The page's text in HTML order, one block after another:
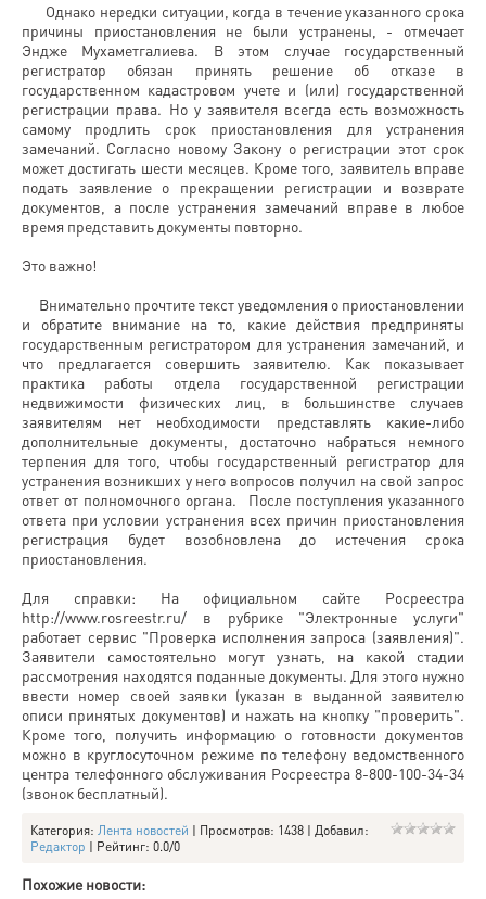
Однако нередки ситуации, когда в течение указанного срока
причины приостановления не были устранены, - отмечает
Эндже Мухаметгалиева. В этом случае государственный
регистратор обязан принять решение об отказе в
государственном кадастровом учете и (или) государственной
регистрации права. Но у заявителя всегда есть возможность
самому продлить срок приостановления для устранения
замечаний. Согласно новому Закону о регистрации этот срок
может достигать шести месяцев. Кроме того, заявитель вправе
подать заявление о прекращении регистрации и возврате
документов, а после устранения замечаний вправе в любое
время представить документы повторно.
Это важно!
Внимательно прочтите текст уведомления о приостановлении
и обратите внимание на то, какие действия предприняты
государственным регистратором для устранения замечаний, и
что предлагается совершить заявителю. Как показывает
практика работы отдела государственной регистрации
недвижимости физических лиц, в большинстве случаев
заявителям нет необходимости представлять какие-либо
дополнительные документы, достаточно набраться немного
терпения для того, чтобы государственный регистратор для
устранения возникших у него вопросов получил на свой запрос
ответ от полномочного органа. После поступления указанного
ответа при условии устранения всех причин приостановления
регистрация будет возобновлена до истечения срока
приостановления.
Для справки: На официальном сайте Росреестра
http://www.rosreestr.ru/ в рубрике "Электронные услуги"
работает сервис "Проверка исполнения запроса (заявления)".
Заявители самостоятельно могут узнать, на какой стадии
рассмотрения находятся поданные документы. Для этого нужно
ввести номер своей заявки (указан в выданной заявителю
описи принятых документов) и нажать на кнопку "проверить".
Кроме того, получить информацию о готовности документов
можно в круглосуточном режиме по телефону ведомственного
центра телефонного обслуживания Росреестра 8-800-100-34-34
(звонок бесплатный).
Категория: Лента новостей | Просмотров: 1438 | Добавил:
Редактор | Рейтинг: 0.0/0
Похожие новости: